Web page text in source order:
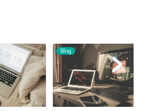
Blog